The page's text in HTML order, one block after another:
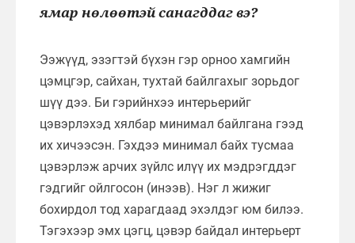
ямар нөлөөтэй санагддаг вэ?
Ээжүүд, эзэгтэй бүхэн гэр орноо хамгийн
цэмцгэр, сайхан, тухтай байлгахыг зорьдог
шүү дээ. Би гэрийнхээ интерьерийг
цэвэрлэхэд хялбар минимал байлгана гээд
их хичээсэн. Гэхдээ минимал байх тусмаа
цэвэрлэж арчих зүйлс илүү их мэдрэгддэг
гэдгийг ойлгосон (инээв). Нэг л жижиг
бохирдол тод харагдаад эхэлдэг юм билээ.
Тэгэхээр эмх цэгц, цэвэр байдал интерьерт